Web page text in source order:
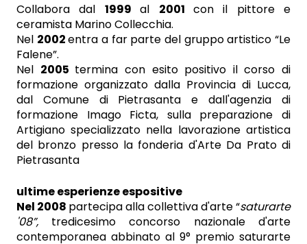
Collabora dal 1999al 2001 con il pittore e
ceramista Marino Collecchia.
Nel 2002entra a far parte del gruppo artistico “Le
Falene”.
Nel 2005 termina con esito positivo il corso di
formazione organizzato dalla Provincia di Lucca,
dal Comune di Pietrasanta e dall'agenzia di
formazione Imago Ficta, sulla preparazione di
Artigiano specializzato nella lavorazione artistica
del bronzo presso la fonderia d'Arte Da Prato di
Pietrasanta
ultime esperienze espositive
Nel 2008 partecipa alla collettiva d'arte “saturarte
'08”,tredicesimo concorso nazionale d'arte
contemporanea abbinato al 9° premio saturarte